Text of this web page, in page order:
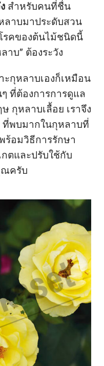
สำหรับคนที่ชื่น
ลาบมาประดับสวน
รคของต้นไม้ชนิดนี้
าบ” ต้องระวัง
ะกุหลาบเองก็เหมือน
ที่ต้องการการดูแล
กุหลาบเลื้อย เราจึง
ที่พบมากในกุหลาบที่
อมวิธีการรักษา
ตและปรับใช้กับ
ณครับ